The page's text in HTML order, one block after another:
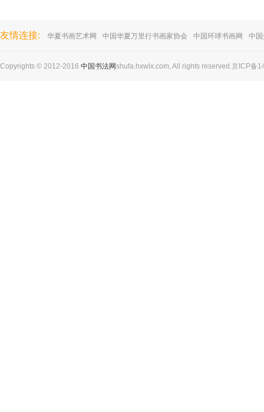
友情连接: 华夏书画艺术网 中国华夏万里行书画家协会 中国环球书画网 中
Copyrights © 2012-2016 中国书法网shufa.hxwlx.com, All rights reserved.京ICP备